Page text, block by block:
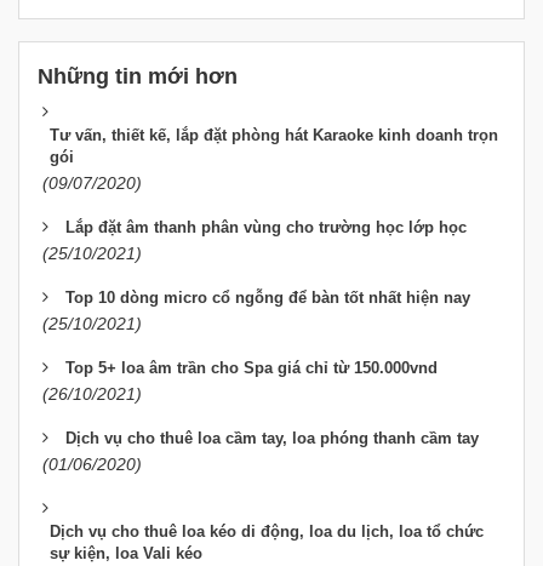
Những tin mới hơn
Tư vấn, thiết kế, lắp đặt phòng hát Karaoke kinh doanh trọn
gói
(09/07/2020)
Lắp đặt âm thanh phân vùng cho trường học lớp học
(25/10/2021)
Top 10 dòng micro cổ ngỗng để bàn tốt nhất hiện nay
(25/10/2021)
Top 5+ loa âm trần cho Spa giá chỉ từ 150.000vnd
(26/10/2021)
Dịch vụ cho thuê loa cầm tay, loa phóng thanh cầm tay
(01/06/2020)
Dịch vụ cho thuê loa kéo di động, loa du lịch, loa tổ chức
sự kiện, loa Vali kéo